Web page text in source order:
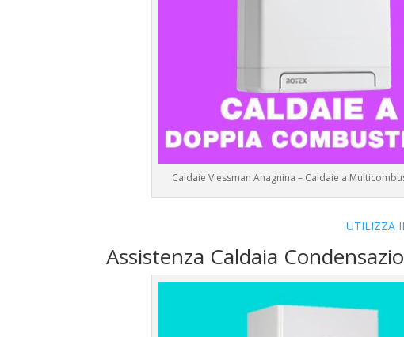
Caldaie Viessman Anagnina – Caldaie a
UTILIZZA
Assistenza Caldaia